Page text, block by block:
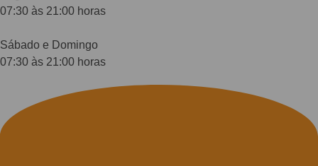
07:30 às 21:00 horas
Sábado e Domingo
07:30 às 21:00 horas